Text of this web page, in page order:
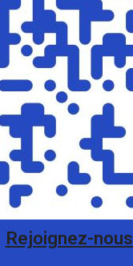
Rejoignez-